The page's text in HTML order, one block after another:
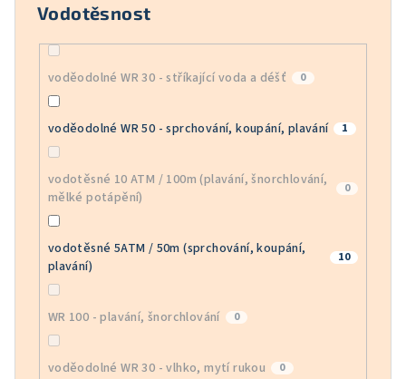
Vodotěsnost
voděodolné WR 30 - stříkající voda a déšť 0
voděodolné WR 50 - sprchování, koupání, plavání 1
vodotěsné 10 ATM / 100m (plavání, šnorchlování,
mělké potápění)
0
vodotěsné 5ATM / 50m (sprchování, koupání,
plavání)
10
WR 100 - plavání, šnorchlování 0
voděodolné WR 30 - vlhko, mytí rukou 0